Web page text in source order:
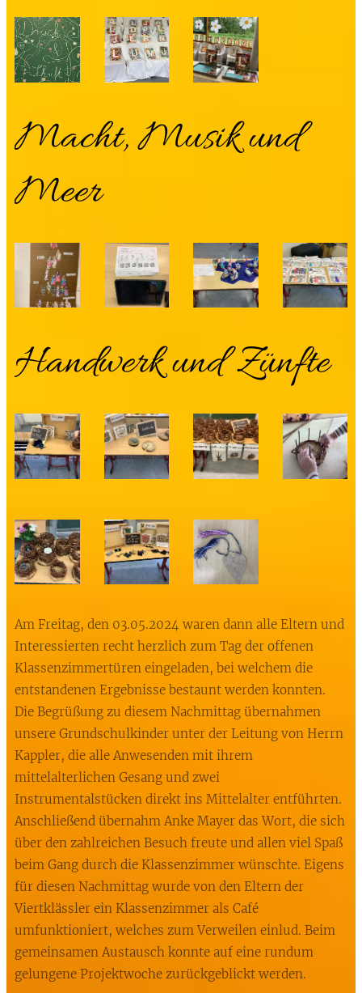
Macht, Musik und
Meer
Handwerk und Zünfte
Am Freitag, den 03.05.2024 waren dann alle Eltern und
Interessierten recht herzlich zum Tag der offenen
Klassenzimmertüren eingeladen, bei welchem die
entstandenen Ergebnisse bestaunt werden konnten.
Die Begrüßung zu diesem Nachmittag übernahmen
unsere Grundschulkinder unter der Leitung von Herrn
Kappler, die alle Anwesenden mit ihrem
mittelalterlichen Gesang und zwei
Instrumentalstücken direkt ins Mittelalter entführten.
Anschließend übernahm Anke Mayer das Wort, die sich
über den zahlreichen Besuch freute und allen viel Spaß
beim Gang durch die Klassenzimmer wünschte. Eigens
für diesen Nachmittag wurde von den Eltern der
Viertklässler ein Klassenzimmer als Café
umfunktioniert, welches zum Verweilen einlud. Beim
gemeinsamen Austausch konnte auf eine rundum
gelungene Projektwoche zurückgeblickt werden.